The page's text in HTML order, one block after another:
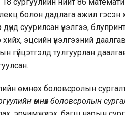
болон дадлага ажил гэсэн
дүнд суурилсан үнэлгээ,
эцсийн үнэлгээний
гүйцэтгэлд тулгуурлан
өмнөх боловсролын
өмнөх боловсролын